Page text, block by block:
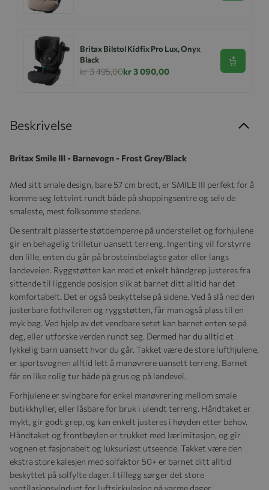
Britax Bilstol Kidfix Pro Lux, Onyx
Black
kr 3 495,00kr 3 090,00
Se
Beskrivelse
Britax Smile III - Barnevogn - Frost Grey/Black
Med sitt smale design, bare 57 cm bredt, er SMILE III perfekt for å
komme seg lettvint rundt både på shoppingsentre og selv de
smaleste, mest folksomme stedene.
De sentralt plasserte støtdemperne på understellet og forhjulene
gir en behagelig trilletur uansett terreng. Ingenting vil forstyrre
den lille, enten du går på brosteinsbelagte gater eller langs
landeveien. Ryggstøtten kan med et enkelt håndgrep justeres fra
sittende til liggende posisjon slik at barnet ditt alltid har det
komfortabelt. Det er også beskyttelse på sidene. Ved å slå ned den
justerbare fothvileren og ryggstøtten, får man også plass til en
myk bag. Ved hjelp av det vendbare setet kan barnet enten se på
deg, eller utforske verden rundt seg. Dermed har du alltid et
lykkelig barn uansett hvor du går. Takket være de store lufthjulene,
er sportsvognen alltid lett å manøvrere uansett terreng. Barnet
får en like rolig tur både på grus og på landevei.
Forhjulene er svingbare for enkel manøvrering mellom smale
butikkhyller, eller låsbare for bruk i ulendt terreng. Håndtaket er
mykt, gir godt grep, og kan enkelt justeres i høyden etter behov.
Håndtaket og frontbøylen er trukket med lærimitasjon, og gir
vognen et fasjonabelt og luksuriøst utseende. Takket være den
ekstra store kalesjen med solfaktor 50+ er barnet ditt alltid
beskyttet på solfylte dager. I tillegg sørger det store
ventilasjonsvinduet for luftsirkulasjon på varme dager.